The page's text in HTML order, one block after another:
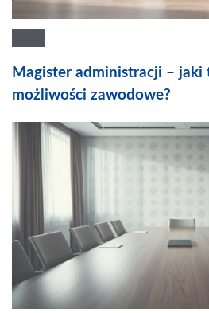
Magister administracji – jaki
możliwości zawodowe?